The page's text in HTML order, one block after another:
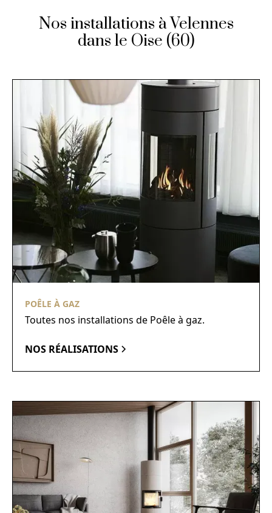
Nos installations à Velennes
dans le Oise (60)
POÊLE À GAZ
Toutes nos installations de Poêle à gaz.
NOS RÉALISATIONS